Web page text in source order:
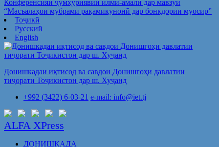
Конференсияи ҷумҳуриявии илмӣ-амалӣ дар мавзуи
“Масъалаҳои мубрами рақамикунонӣ дар бонкдории муосир”
Тоҷикӣ
Русский
English
Донишкадаи иқтисод ва савдои Донишгоҳи давлатии
тиҷорати Тоҷикистон дар ш. Хуҷанд
+992 (3422) 6-03-21 e-mail: info@iet.tj
ALFA XPress
ДОНИШКАДА